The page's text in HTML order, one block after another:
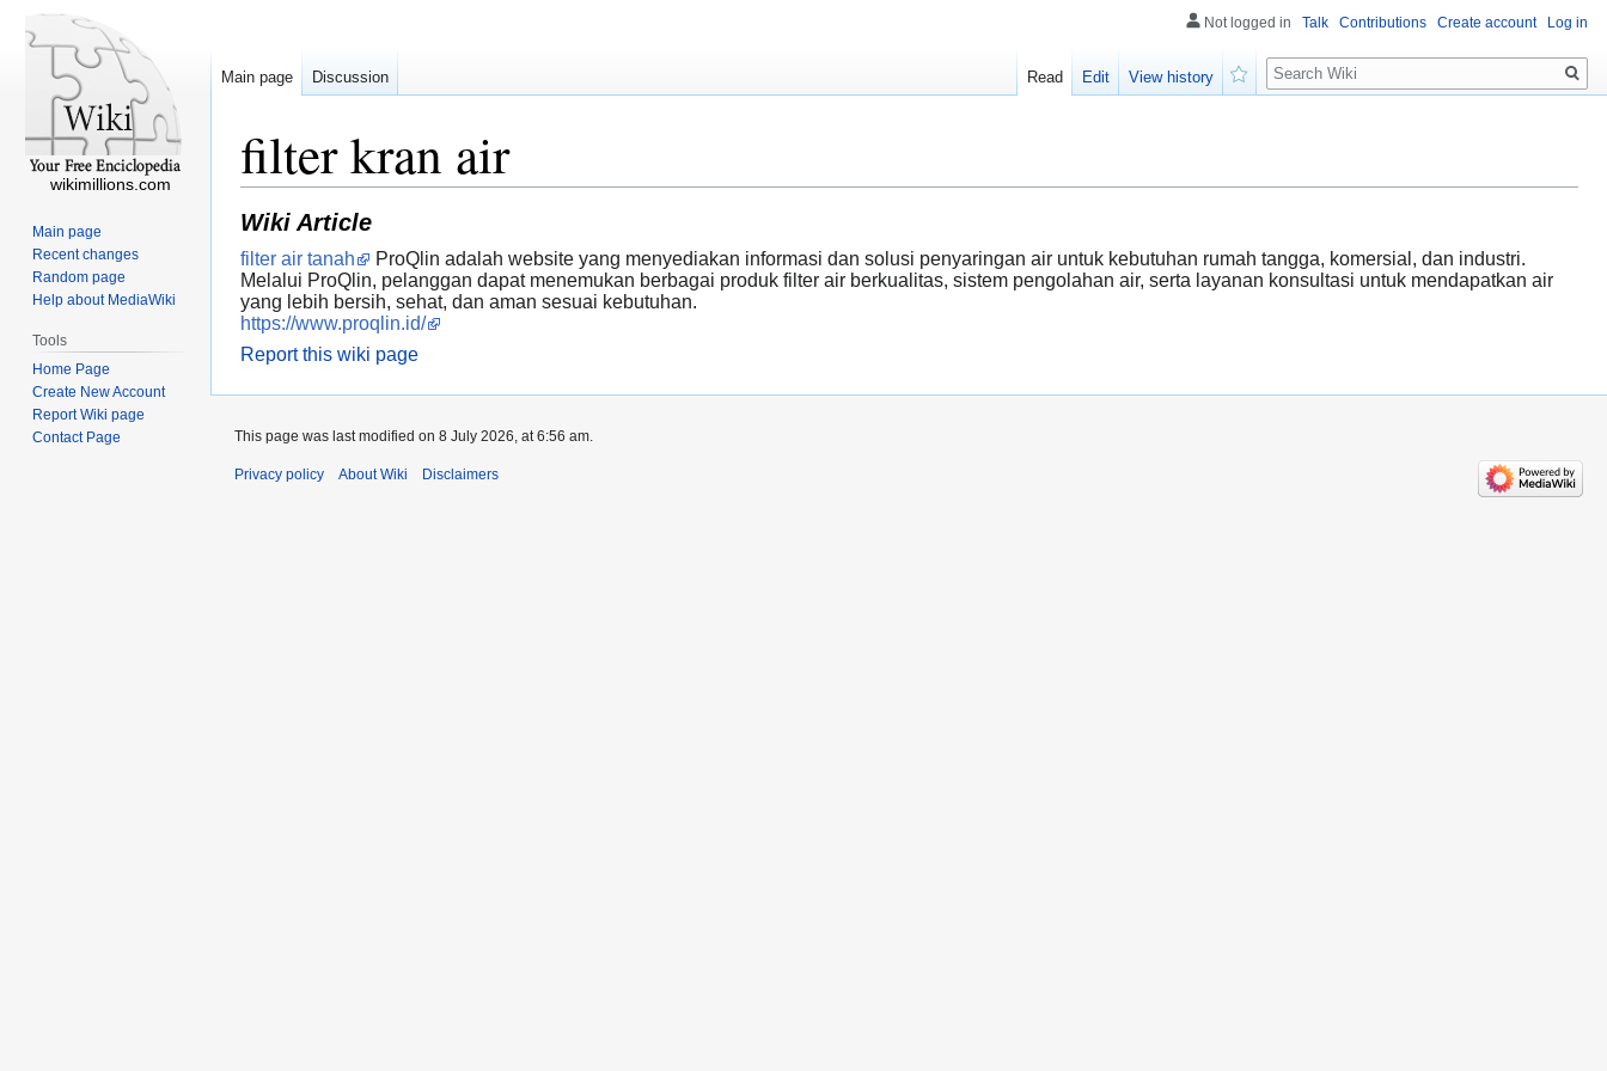
filter kran air
Wiki Article
filter air tanah
ProQlin adalah website yang menyediakan informasi dan solusi penyaringan air untuk kebutuhan rumah tangga, komersial, dan industri.
Melalui ProQlin, pelanggan dapat menemukan berbagai produk filter air berkualitas, sistem pengolahan air, serta layanan konsultasi untuk mendapatkan air
yang lebih bersih, sehat, dan aman sesuai kebutuhan.
https://www.proqlin.id/
Report this wiki page
Not logged in Talk Contributions Create account Log in
Main page Discussion Read Edit
View history
Search
wikimillions.com
Main page
Recent changes
Random page
Help about MediaWiki
Tools
Home Page
Create New Account
Report Wiki page
Contact Page
This page was last modified on 8 July 2026, at 6:56 am.
Privacy policy About Wiki Disclaimers